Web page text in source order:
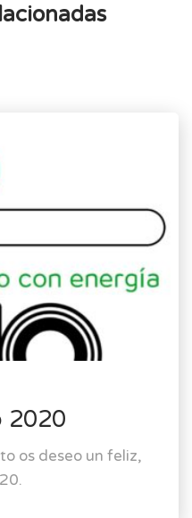
2020
os deseo un feliz,